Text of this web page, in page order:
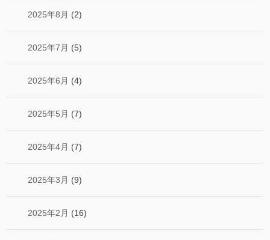
2025年8月 (2)
2025年7月 (5)
2025年6月 (4)
2025年5月 (7)
2025年4月 (7)
2025年3月 (9)
2025年2月 (16)